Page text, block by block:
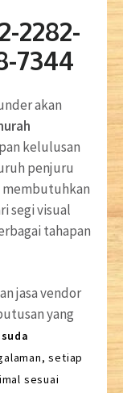
2282-
7344
akan
kelulusan
penjuru
membutuhkan
segi visual
tahapan
jasa vendor
yang
setiap
sesuai